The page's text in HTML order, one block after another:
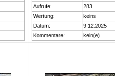
Aufrufe:
283
Wertung:
keins
Datum:
9.12.2025
Kommentare:
kein(e)